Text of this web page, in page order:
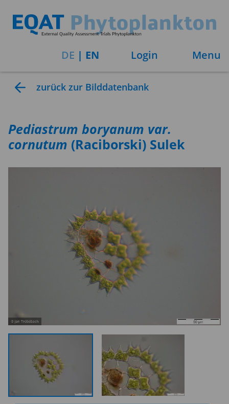
DE | EN Login Menu
zurück zur Bilddatenbank
Pediastrum boryanum var.
cornutum (Raciborski) Sulek